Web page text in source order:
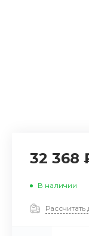
32 368
В наличии
Рассчитать